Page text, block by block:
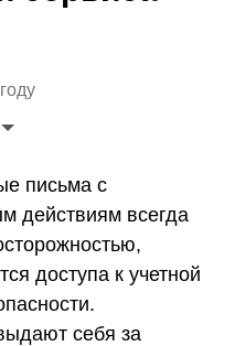
году
письма с
действиям всегда
доступа к учетной
себя за